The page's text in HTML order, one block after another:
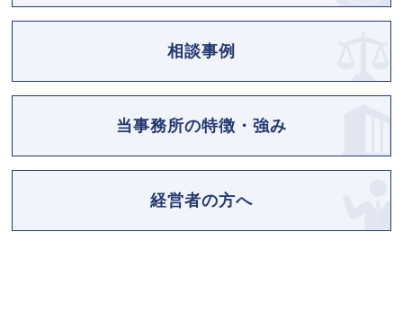
相談事例
当事務所の特徴・強み
経営者の方へ